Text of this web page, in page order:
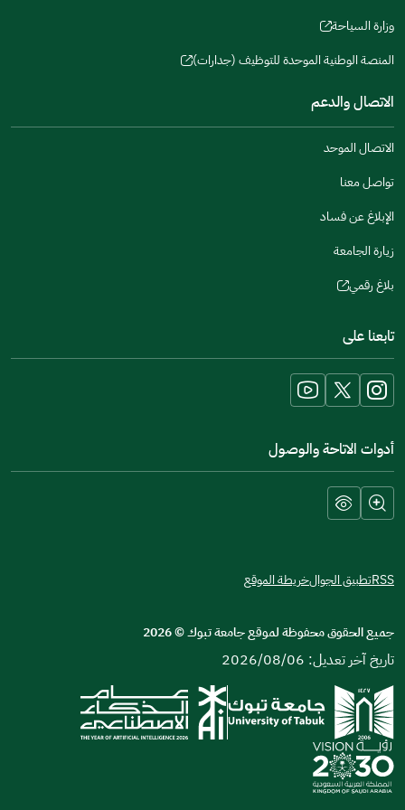
window)
new
window)
new
وزارة السياحة
(opens
new
window)
المنصة الوطنية الموحدة للتوظيف (جدارات)
window)
الاتصال والدعم
الاتصال الموحد
تواصل معنا
الإبلاغ عن فساد
زيارة الجامعة
بلاغ رقمي
(opens
new
window)
تابعنا على
أدوات الاتاحة والوصول
RSSتطبيق الجوالخريطة الموقع
جميع الحقوق محفوظة لموقع جامعة تبوك©
2026
تاريخ آخر تعديل: 2026/08/06